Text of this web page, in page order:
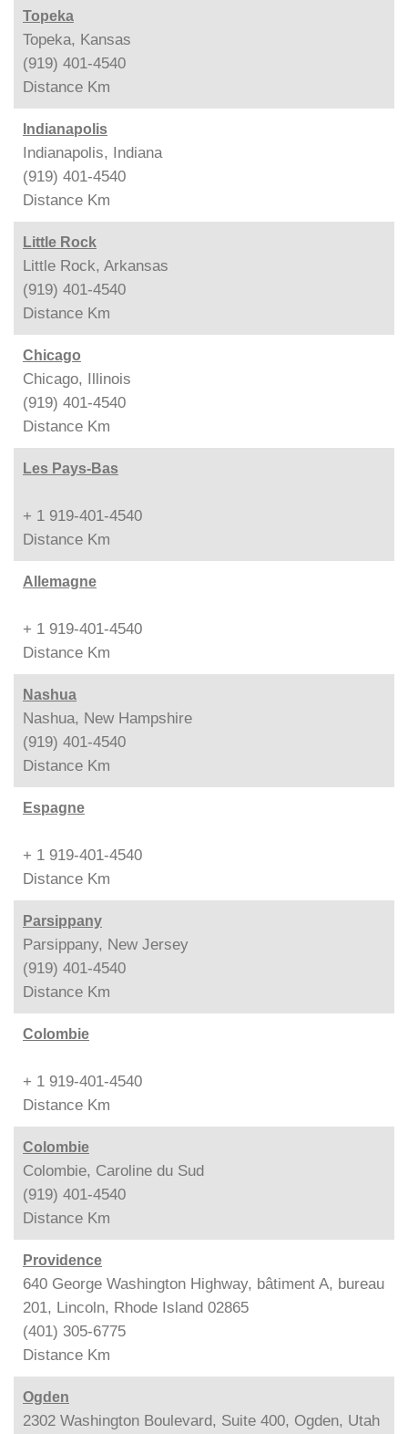
Topeka
Topeka, Kansas
(919) 401-4540
Distance Km
Indianapolis
Indianapolis, Indiana
(919) 401-4540
Distance Km
Little Rock
Little Rock, Arkansas
(919) 401-4540
Distance Km
Chicago
Chicago, Illinois
(919) 401-4540
Distance Km
Les Pays-Bas
+ 1 919-401-4540
Distance Km
Allemagne
+ 1 919-401-4540
Distance Km
Nashua
Nashua, New Hampshire
(919) 401-4540
Distance Km
Espagne
+ 1 919-401-4540
Distance Km
Parsippany
Parsippany, New Jersey
(919) 401-4540
Distance Km
Colombie
+ 1 919-401-4540
Distance Km
Colombie
Colombie, Caroline du Sud
(919) 401-4540
Distance Km
Providence
640 George Washington Highway, bâtiment A, bureau
201, Lincoln, Rhode Island 02865
(401) 305-6775
Distance Km
Ogden
2302 Washington Boulevard, Suite 400, Ogden, Utah